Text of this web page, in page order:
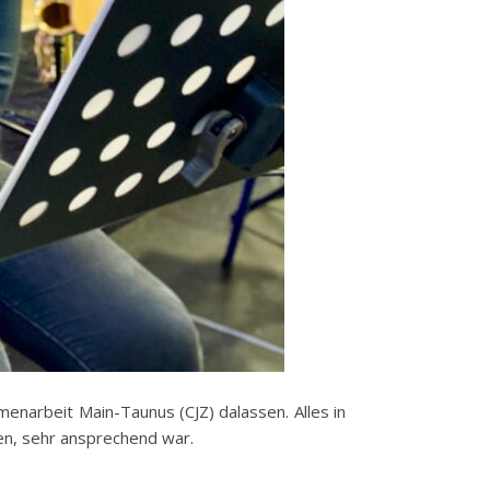
Main-Taunus (CJZ) dalassen. Alles in
sehr ansprechend war.